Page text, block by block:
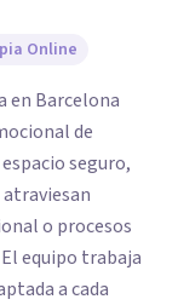
Online
en Barcelona
de
seguro,
o procesos
a cada